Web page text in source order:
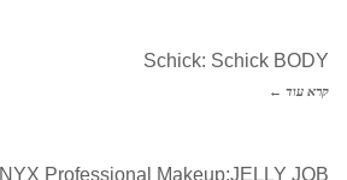
Schick: Schick BODY
קרא עוד ←
NYX Professional Makeup:JELLY JOB